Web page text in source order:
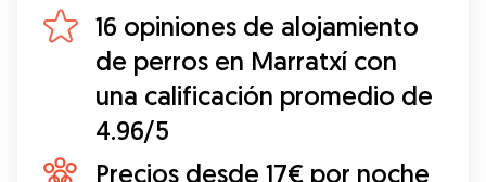
16 opiniones de alojamiento
de perros en Marratxí con
una calificación promedio de
4.96/5
Precios desde 17€ por noche